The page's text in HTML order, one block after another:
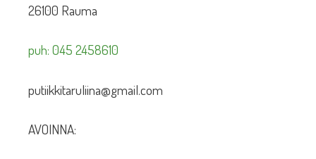
26100 Rauma
puh: 045 2458610
putiikkitaruliina@gmail.com
AVOINNA: